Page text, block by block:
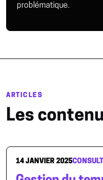
problématique.
ARTICLES
Les
14 JANVIER 2025